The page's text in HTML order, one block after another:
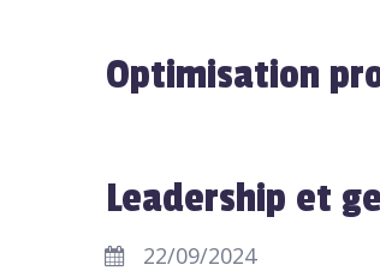
Optimisation
Leadership et
22/09/2024